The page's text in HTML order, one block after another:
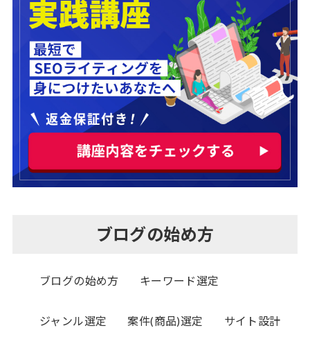
ブログの始め方
ブログの始め方 キーワード選定
ジャンル選定 案件(商品)選定 サイト設計